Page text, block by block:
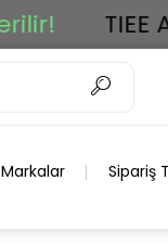
TIEE Ar-
Markalar Sipariş